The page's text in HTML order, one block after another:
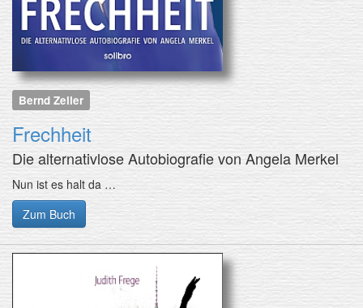
Bernd Zeller
Frechheit
Die alternativlose Autobiografie von Angela Merkel
Nun ist es halt da …
Zum Buch